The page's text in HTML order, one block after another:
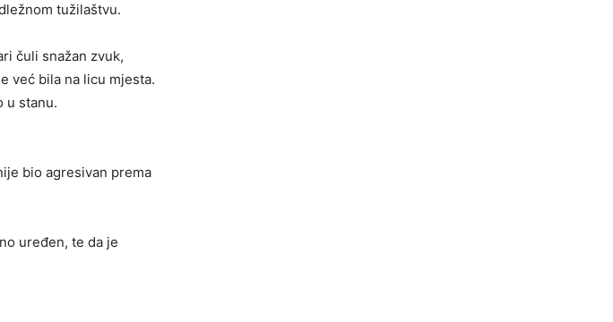
tužilaštvu.
čuli snažan zvuk,
već bila na licu mjesta.
u stanu.
bio agresivan prema
uređen, te da je